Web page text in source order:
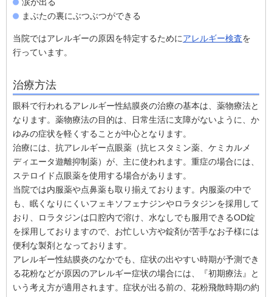
まぶたの裏にぶつぶつができる
当院ではアレルギーの原因を特定するためにアレルギー検査を
行っています。
治療方法
眼科で行われるアレルギー性結膜炎の治療の基本は、薬物療法と
なります。薬物療法の目的は、日常生活に支障がないように、か
ゆみの症状を軽くすることが中心となります。
治療には、抗アレルギー点眼薬（抗ヒスタミン薬、ケミカルメ
ディエータ遊離抑制薬）が、主に使われます。重症の場合には、
ステロイド点眼薬を使用する場合があります。
当院では内服薬や点鼻薬も取り揃えております。内服薬の中で
も、眠くなりにくいフェキソフェナジンやロラタジンを採用して
おり、ロラタジンは口腔内で溶け、水なしでも服用できるOD錠
を採用しておりますので、お忙しい方や錠剤が苦手なお子様には
便利な製剤となっております。
アレルギー性結膜炎のなかでも、症状の出やすい時期が予測でき
る花粉などが原因のアレルギー症状の場合には、『初期療法』と
いう考え方が適用されます。症状が出る前の、花粉飛散時期の約